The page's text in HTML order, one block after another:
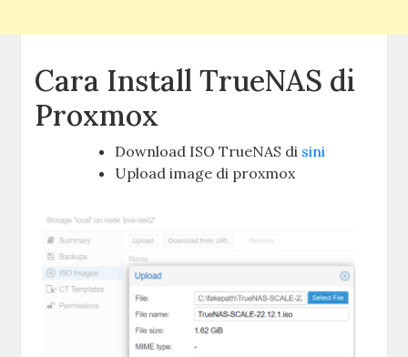
Cara Install TrueNAS di
Proxmox
Download ISO TrueNAS di sini
Upload image di proxmox